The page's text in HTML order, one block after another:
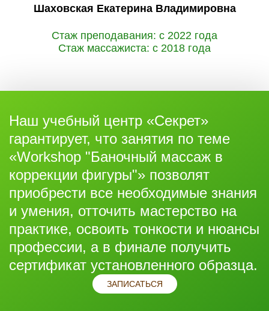
Шаховская Екатерина Владимировна
Стаж преподавания: с 2022 года
Стаж массажиста: с 2018 года
Наш учебный центр «Секрет»
гарантирует, что занятия по теме
«Workshop "Баночный массаж в
коррекции фигуры"» позволят
приобрести все необходимые знания
и умения, отточить мастерство на
практике, освоить тонкости и нюансы
профессии, а в финале получить
сертификат установленного образца.
ЗАПИСАТЬСЯ